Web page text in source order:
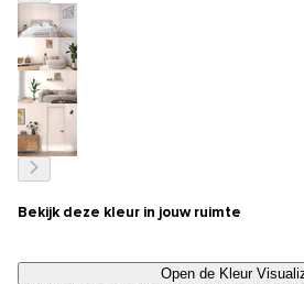
Bekijk deze kleur in jouw ruimte
Open de Kleur